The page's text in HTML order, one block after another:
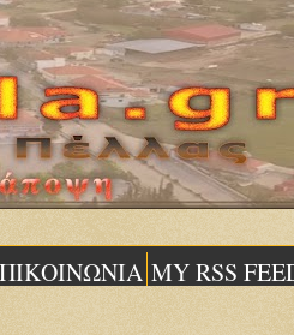
MY RSS